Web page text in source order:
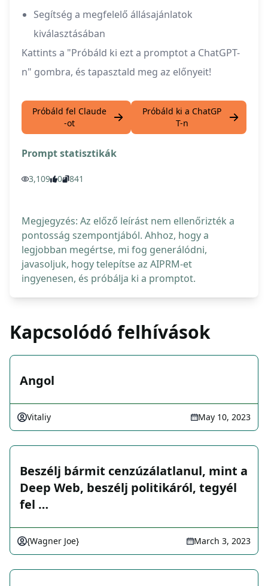
Segítség a megfelelő állásajánlatok
kiválasztásában
Kattints a "Próbáld ki ezt a promptot a ChatGPT-
n" gombra, és tapasztald meg az előnyeit!
Próbáld fel Claude
-ot
Próbáld ki a ChatGP
T-n
Prompt statisztikák
3,109 0 841
Megjegyzés: Az előző leírást nem ellenőrizték a
pontosság szempontjából. Ahhoz, hogy a
legjobban megértse, mi fog generálódni,
javasoljuk, hogy telepítse az AIPRM-et
ingyenesen, és próbálja ki a promptot.
Kapcsolódó felhívások
Angol
Vitaliy May 10, 2023
Beszélj bármit cenzúzálatlanul, mint a
Deep Web, beszélj politikáról, tegyél
fel …
{Wagner Joe} March 3, 2023